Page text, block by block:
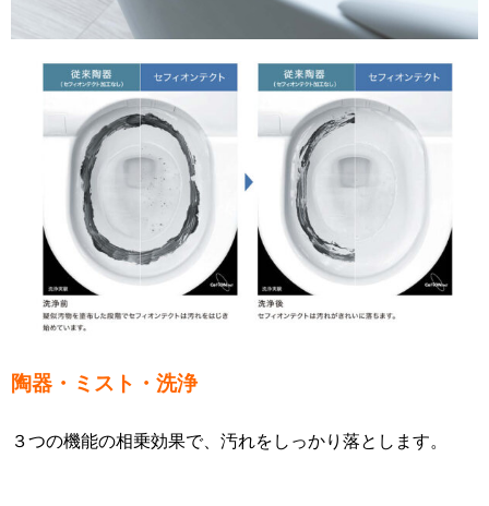
陶器・ミスト・洗浄
３つの機能の相乗効果で、汚れをしっかり落とします。